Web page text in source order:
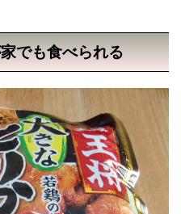
でも食べられる